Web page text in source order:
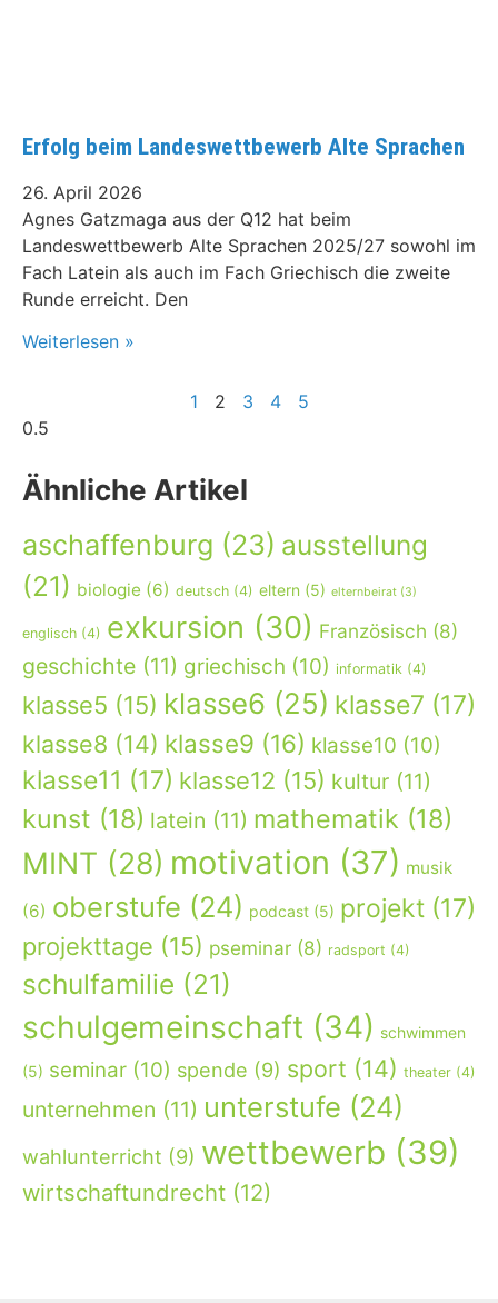
Erfolg beim Landeswettbewerb Alte Sprachen
26. April 2026
Agnes Gatzmaga aus der Q12 hat beim
Landeswettbewerb Alte Sprachen 2025/27 sowohl im
Fach Latein als auch im Fach Griechisch die zweite
Runde erreicht. Den
Weiterlesen »
1 2 3 4 5
Ähnliche Artikel
aschaffenburg (23) ausstellung
(21) biologie (6) deutsch (4) eltern (5) elternbeirat (3)
englisch (4) exkursion (30) Französisch (8)
geschichte (11) griechisch (10) informatik (4)
klasse5 (15) klasse6 (25) klasse7 (17)
klasse8 (14) klasse9 (16) klasse10 (10)
klasse11 (17) klasse12 (15) kultur (11)
kunst (18) latein (11) mathematik (18)
MINT (28) motivation (37) musik
(6) oberstufe (24) podcast (5) projekt (17)
projekttage (15) pseminar (8) radsport (4)
schulfamilie (21)
schulgemeinschaft (34) schwimmen
(5) seminar (10) spende (9) sport (14) theater (4)
unternehmen (11) unterstufe (24)
wahlunterricht (9) wettbewerb (39)
wirtschaftundrecht (12)